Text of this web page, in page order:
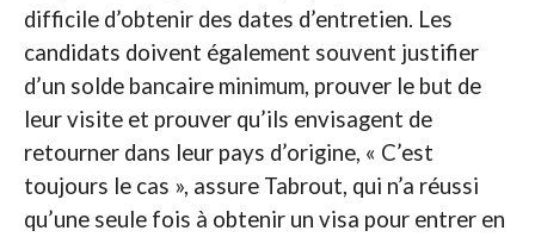
difficile d’obtenir des dates d’entretien. Les
candidats doivent également souvent justifier
d’un solde bancaire minimum, prouver le but de
leur visite et prouver qu’ils envisagent de
retourner dans leur pays d’origine, « C’est
toujours le cas », assure Tabrout, qui n’a réussi
qu’une seule fois à obtenir un visa pour entrer en